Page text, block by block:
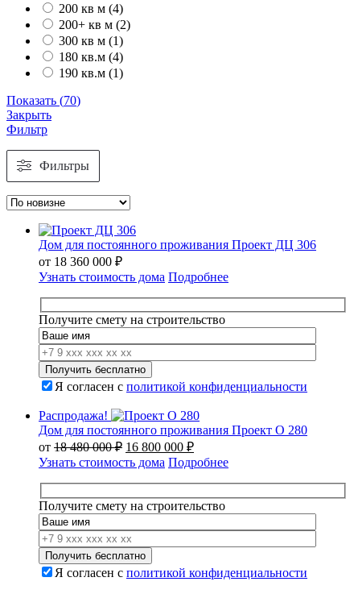
200 кв м (4)
200+ кв м (2)
300 кв м (1)
180 кв.м (4)
190 кв.м (1)
Показать (70)
Закрыть
Фильтр
Фильтры
Дом для постоянного проживания Проект ДЦ 306
от 18 360 000 ₽
Узнать стоимость дома Подробнее
Получите смету на строительство
Я согласен с политикой конфиденциальности
Распродажа!
Дом для постоянного проживания Проект О 280
от 18 480 000₽ Первоначальная
цена
составляла
18
480
16 800 000 ₽Текущая
цена:
16
800
000 ₽.
Узнать стоимость дома Подробнее
Получите смету на строительство
Я согласен с политикой конфиденциальности